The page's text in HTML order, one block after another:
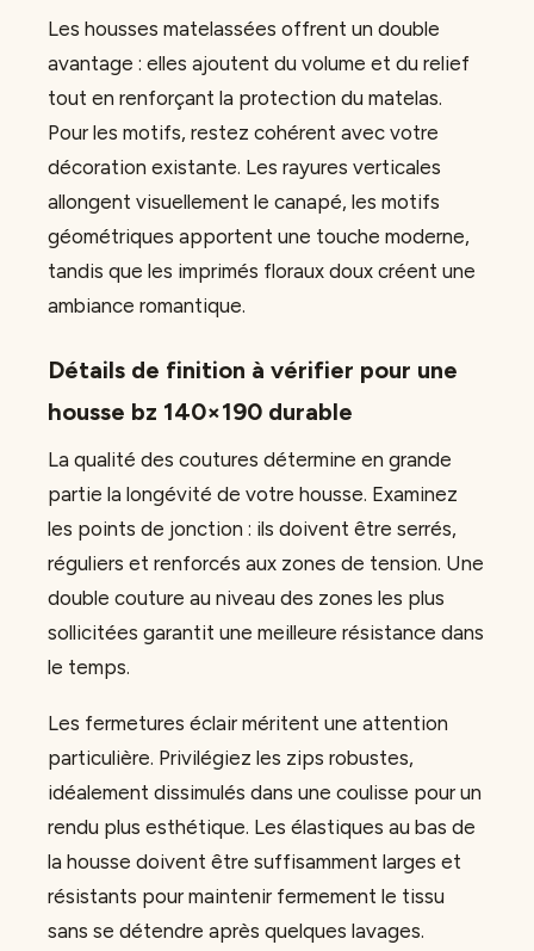
Les housses matelassées offrent un double
avantage : elles ajoutent du volume et du relief
tout en renforçant la protection du matelas.
Pour les motifs, restez cohérent avec votre
décoration existante. Les rayures verticales
allongent visuellement le canapé, les motifs
géométriques apportent une touche moderne,
tandis que les imprimés floraux doux créent une
ambiance romantique.
Détails de finition à vérifier pour une
housse bz 140×190 durable
La qualité des coutures détermine en grande
partie la longévité de votre housse. Examinez
les points de jonction : ils doivent être serrés,
réguliers et renforcés aux zones de tension. Une
double couture au niveau des zones les plus
sollicitées garantit une meilleure résistance dans
le temps.
Les fermetures éclair méritent une attention
particulière. Privilégiez les zips robustes,
idéalement dissimulés dans une coulisse pour un
rendu plus esthétique. Les élastiques au bas de
la housse doivent être suffisamment larges et
résistants pour maintenir fermement le tissu
sans se détendre après quelques lavages.